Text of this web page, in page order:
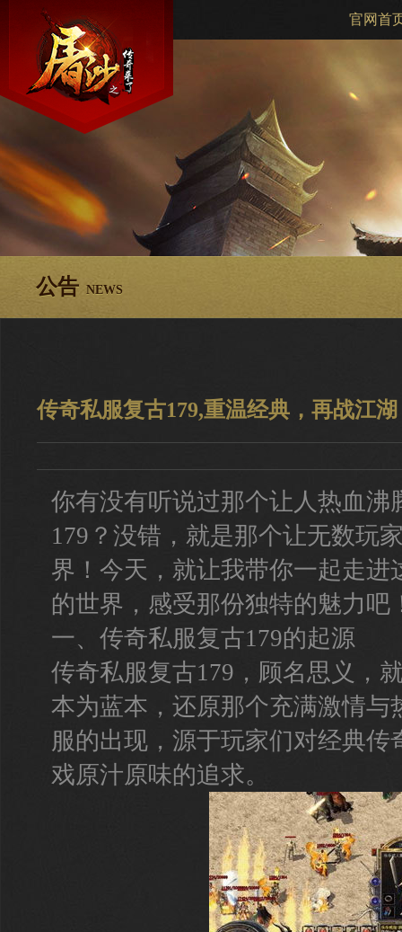
官网首
公告 NEWS
传奇私服复古179,重温经典，再战江湖
你有没有听说过那个让人热血沸
179？没错，就是那个让无数玩
界！今天，就让我带你一起走进
的世界，感受那份独特的魅力吧
一、传奇私服复古179的起源
传奇私服复古179，顾名思义，
本为蓝本，还原那个充满激情与
服的出现，源于玩家们对经典传
戏原汁原味的追求。